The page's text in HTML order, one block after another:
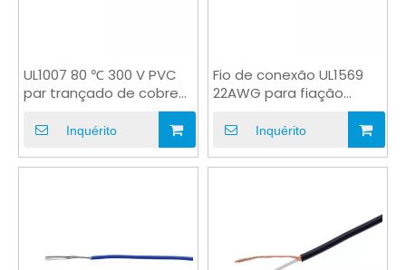
UL1007 80 ℃ 300 V PVC
par trançado de cobre
AWM fio para fiação
Inquérito
Fio de conexão UL1569
22AWG para fiação
Inquérito